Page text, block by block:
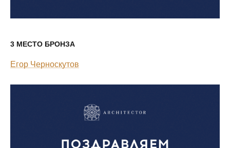
3 МЕСТО БРОНЗА
Егор Черноскутов